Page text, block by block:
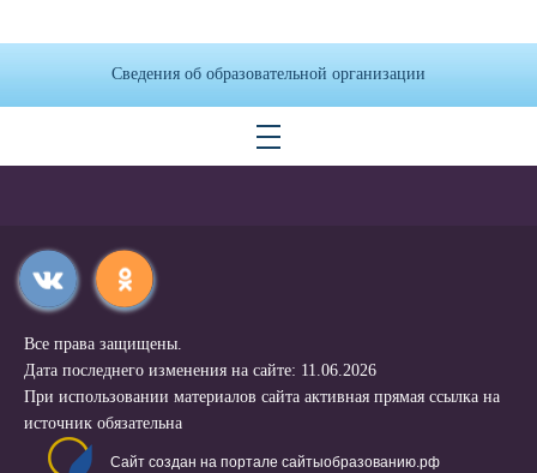
Сведения об образовательной организации
Все права защищены.
Дата последнего изменения на сайте: 11.06.2026
При использовании материалов сайта активная прямая ссылка на
источник обязательна
Сайт создан на портале сайтыобразованию.рф